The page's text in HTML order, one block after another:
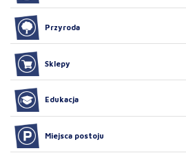
Przyroda
Sklepy
Edukacja
Miejsca postoju